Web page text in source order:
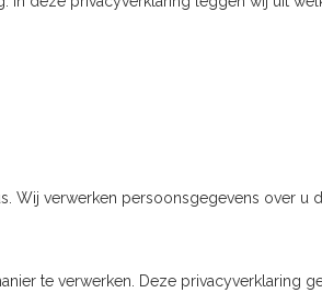
Wij verwerken persoonsgegevens over u
te verwerken. Deze privacyverklaring